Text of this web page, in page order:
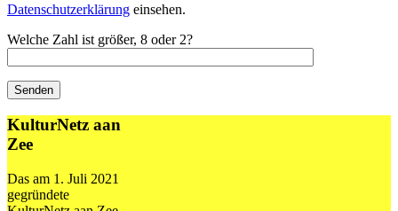
Datenschutzerklärung einsehen.
Welche Zahl ist größer, 8 oder 2?
KulturNetz aan
Zee
Das am 1. Juli 2021
gegründete